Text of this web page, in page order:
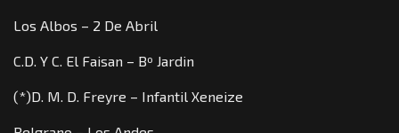
Los Albos – 2 De Abril
C.D. Y C. El Faisan – Bº Jardin
(*)D. M. D. Freyre – Infantil Xeneize